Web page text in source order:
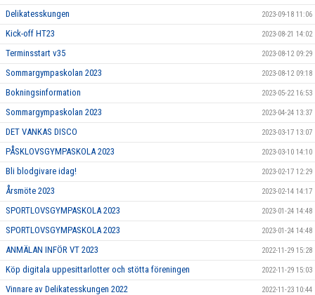
Delikatesskungen 2023-09-18 11:06
Kick-off HT23 2023-08-21 14:02
Terminsstart v35 2023-08-12 09:29
Sommargympaskolan 2023 2023-08-12 09:18
Bokningsinformation 2023-05-22 16:53
Sommargympaskolan 2023 2023-04-24 13:37
DET VANKAS DISCO 2023-03-17 13:07
PÅSKLOVSGYMPASKOLA 2023 2023-03-10 14:10
Bli blodgivare idag! 2023-02-17 12:29
Årsmöte 2023 2023-02-14 14:17
SPORTLOVSGYMPASKOLA 2023 2023-01-24 14:48
SPORTLOVSGYMPASKOLA 2023 2023-01-24 14:48
ANMÄLAN INFÖR VT 2023 2022-11-29 15:28
Köp digitala uppesittarlotter och stötta föreningen 2022-11-29 15:03
Vinnare av Delikatesskungen 2022 2022-11-23 10:44